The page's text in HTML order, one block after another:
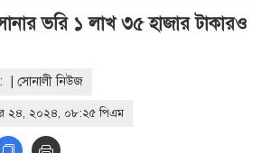
ভরি ১ লাখ ৩৫ হাজার টাকারও
| সোনালী নিউজ
২৪, ২০২৪, ০৮:২৫ পিএম